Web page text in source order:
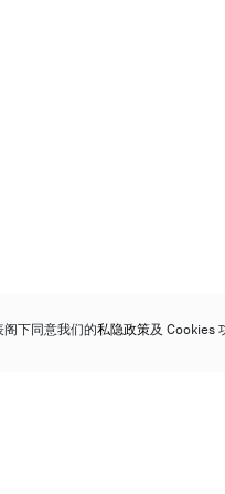
下同意我们的私隐政策及 Cookies